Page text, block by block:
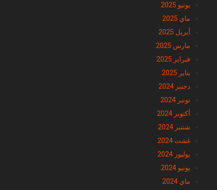
يونيو 2025
ماي 2025
أبريل 2025
مارس 2025
فبراير 2025
يناير 2025
دجنبر 2024
نونبر 2024
أكتوبر 2024
شتنبر 2024
غشت 2024
يوليوز 2024
يونيو 2024
ماي 2024